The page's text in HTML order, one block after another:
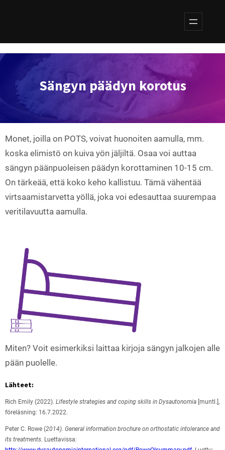
Sängyn päädyn korotus
Monet, joilla on POTS, voivat huonoiten aamulla, mm.
koska elimistö on kuiva yön jäljiltä. Osaa voi auttaa
sängyn päänpuoleisen päädyn korottaminen 10-15 cm.
On tärkeää, että koko keho kallistuu. Tämä vähentää
virtsaamistarvetta yöllä, joka voi edesauttaa suurempaa
veritilavuutta aamulla.
Miten? Voit esimerkiksi laittaa kirjoja sängyn jalkojen alle
pään puolelle.
Lähteet:
Rich Emily (2022). Lifestyle strategies and coping skills in Dysautonomia [muntl.],
föreläsning: 16.7.2022.
Peter C. Rowe (2014). General information brochure on orthostatic intolerance and
its treatments. Luettavissa: